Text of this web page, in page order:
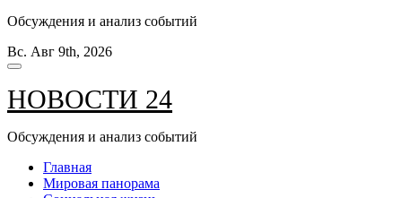
Обсуждения и анализ событий
Вс. Авг 9th, 2026
НОВОСТИ 24
Обсуждения и анализ событий
Главная
Мировая панорама